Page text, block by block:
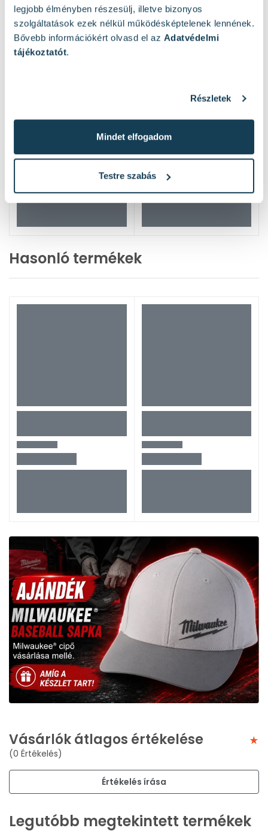
legjobb élményben részesülj, illetve bizonyos
szolgáltatások ezek nélkül működésképtelenek lennének.
Bővebb információkért olvasd el az Adatvédelmi
tájékoztatót.
Részletek
Mindet elfogadom
Testre szabás
Hasonló termékek
Vásárlók átlagos értékelése
(0 Értékelés)
Értékelés írása
Legutóbb megtekintett termékek